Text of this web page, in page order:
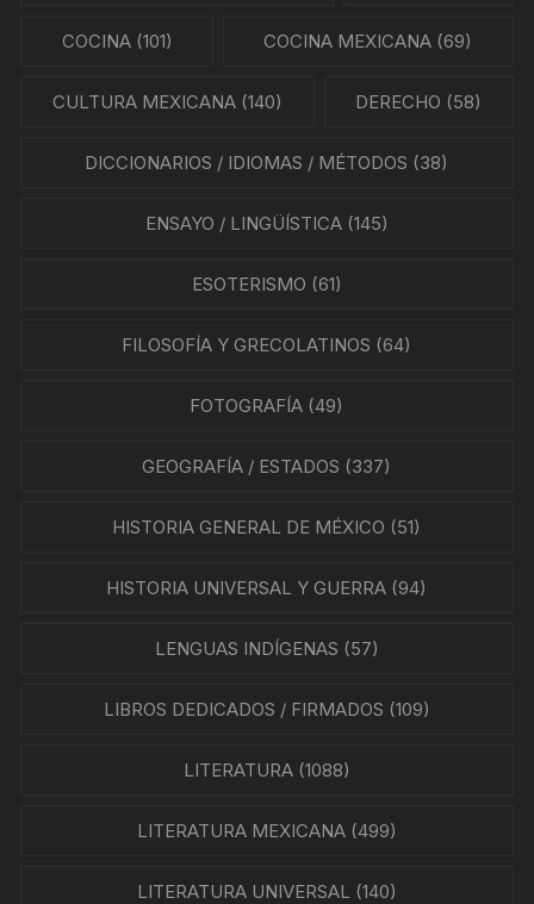
COCINA(101) COCINA MEXICANA (69)
CULTURA MEXICANA(140) DERECHO (58)
DICCIONARIOS / IDIOMAS / MÉTODOS (38)
ENSAYO / LINGÜÍSTICA(145)
ESOTERISMO (61)
FILOSOFÍA Y GRECOLATINOS (64)
FOTOGRAFÍA (49)
GEOGRAFÍA / ESTADOS (337)
HISTORIA GENERAL DE MÉXICO (51)
HISTORIA UNIVERSAL Y GUERRA (94)
LENGUAS INDÍGENAS (57)
LIBROS DEDICADOS / FIRMADOS (109)
LITERATURA(1088)
LITERATURA MEXICANA(499)
LITERATURA UNIVERSAL (140)